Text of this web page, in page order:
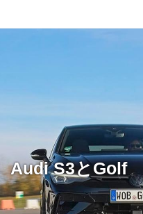
Audi S3とGolf